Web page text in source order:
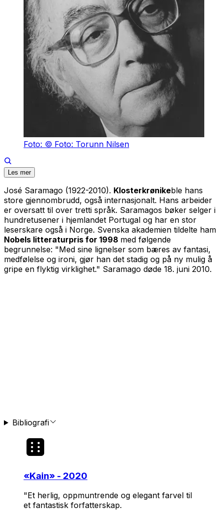
Foto: © Foto: Torunn Nilsen
Les mer
José Saramago (1922-2010). Klosterkrønikeble hans
store gjennombrudd, også internasjonalt. Hans arbeider
er oversatt til over tretti språk. Saramagos bøker selger i
hundretusener i hjemlandet Portugal og har en stor
leserskare også i Norge. Svenska akademien tildelte ham
Nobels litteraturpris for 1998 med følgende
begrunnelse: "Med sine lignelser som bæres av fantasi,
medfølelse og ironi, gjør han det stadig og på ny mulig å
gripe en flyktig virklighet." Saramago døde 18. juni 2010.
Bibliografi
«Kain» - 2020
"Et herlig, oppmuntrende og elegant farvel til
et fantastisk forfatterskap.